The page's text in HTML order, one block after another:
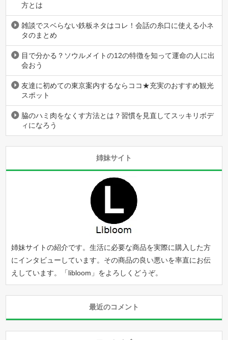
方とは
雑談でスベらない鉄板ネタはコレ！会話の糸口に使える小ネ
タのまとめ
目で分かる？ソウルメイトの12の特徴を知って運命の人に出
会おう
友達に初めての東京案内するならココ★充実のおすすめ観光
スポット
脇のハミ肉をなくす方法とは？習慣を見直してスッキリボデ
ィになろう
姉妹サイト
姉妹サイトの紹介です。生活に必要な商品を実際に購入した方
にインタビューしています。その商品の良い悪いを率直にお伝
えしています。「libloom 」をよろしくどうぞ。
最近のコメント